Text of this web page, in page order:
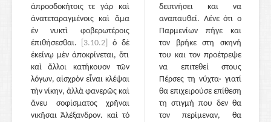
ἀπροσδοκήτοις τε γὰρ καὶ
ἀνατεταραγμένοις καὶ ἅμα
ἐν νυκτὶ φοβερωτέροις
ἐπιθήσεσθαι.
[3.10.2]
ὁ δὲ
ἐκείνῳ μὲν ἀποκρίνεται, ὅτι
καὶ ἄλλοι κατήκουον τῶν
λόγων, αἰσχρὸν εἶναι κλέψαι
τὴν νίκην, ἀλλὰ φανερῶς καὶ
ἄνευ σοφίσματος χρῆναι
νικῆσαι Ἀλέξανδρον. καὶ τὸ
δειπνήσει και να
αναπαυθεί. Λένε ότι ο
Παρμενίων πήγε και
τον βρήκε στη σκηνή
του και τον προέτρεψε
να επιτεθεί στους
Πέρσες τη νύχτα· γιατί
θα επιχειρούσε επίθεση
τη στιγμή που δεν θα
τον περίμεναν, θα